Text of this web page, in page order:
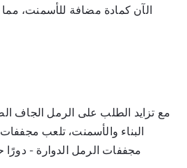
الآن كمادة مضافة للأسمنت، مما
مع تزايد الطلب على الرمل الجاف
البناء والأسمنت، تلعب
مجففات الرمل الدوارة - دورًا